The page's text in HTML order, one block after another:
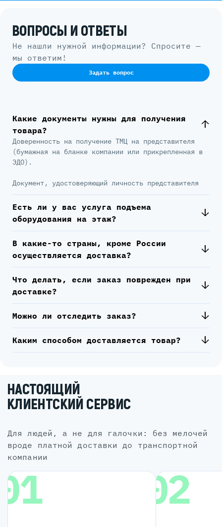
ВОПРОСЫ И ОТВЕТЫ
Не нашли нужной информации? Спросите —
мы ответим!
Задать вопрос
Какие документы нужны для получения
товара?
Доверенность на получение ТМЦ на представителя
(бумажная на бланке компании или прикрепленная в
ЭДО).
Документ, удостоверяющий личность представителя
Есть ли у вас услуга подъема
оборудования на этаж?
В какие-то страны, кроме России
осуществляется доставка?
Что делать, если заказ поврежден при
доставке?
Можно ли отследить заказ?
Каким способом доставляется товар?
НАСТОЯЩИЙ
КЛИЕНТСКИЙ СЕРВИС
для людей, а не для галочки: без мелочей
вроде платной доставки до транспортной
компании
02